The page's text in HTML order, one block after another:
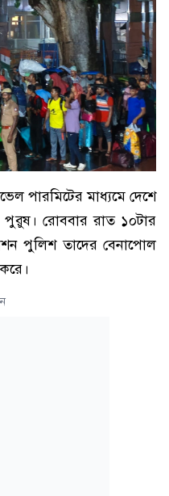
পারমিটের মাধ্যমে দেশে
পুরুষ। রোববার রাত ১০টার
পুলিশ তাদের বেনাপোল